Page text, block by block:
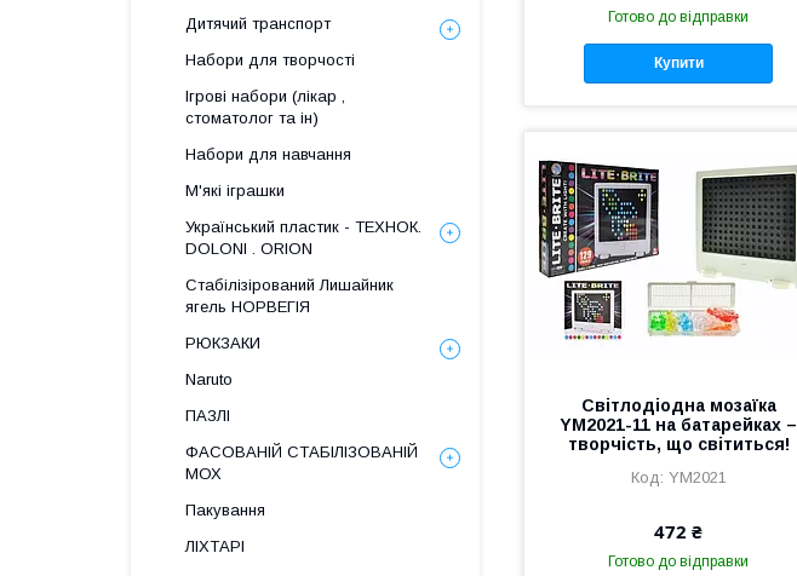
Готово до відправки
Купити
Світлодіодна мозаїка
YM2021-11 на батарейках –
творчість, що світиться!
YM2021
472 ₴
Готово до відправки
Дитячий транспорт
Набори для творчості
Ігрові набори (лікар ,
стоматолог та ін)
Набори для навчання
М'які іграшки
Український пластик - ТЕХНОК.
DOLONI . ORION
Стабілізірований Лишайник
ягель НОРВЕГІЯ
РЮКЗАКИ
Naruto
ПАЗЛІ
ФАСОВАНІЙ СТАБІЛІЗОВАНІЙ
МОХ
Пакування
ЛІХТАРІ